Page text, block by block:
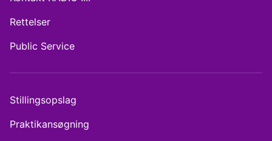
Rettelser
Public Service
Stillingsopslag
Praktikansøgning